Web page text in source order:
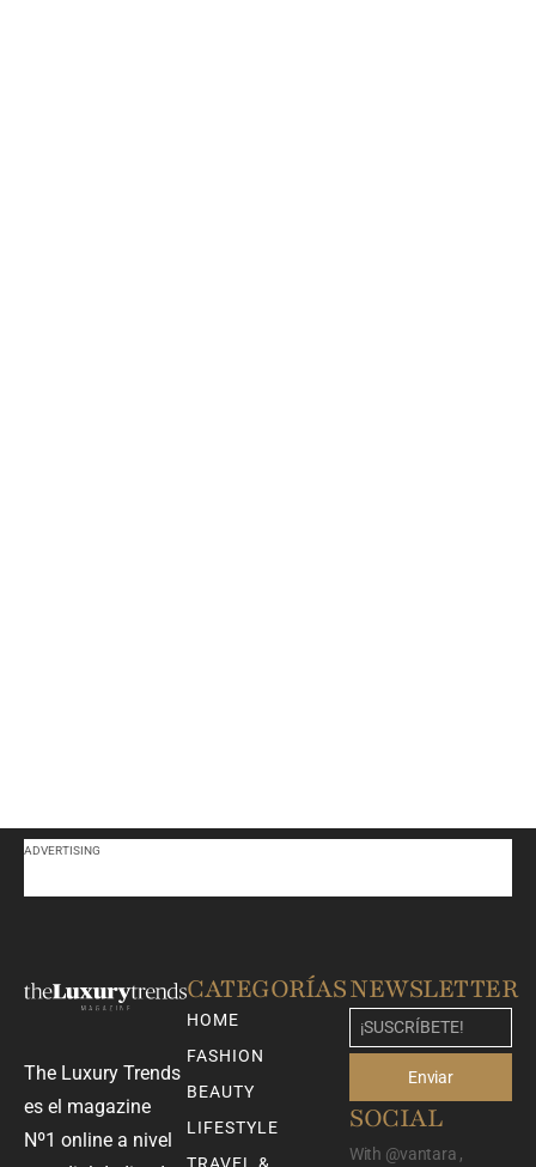
ADVERTISING
The Luxury Trends
es el magazine
Nº1 online a nivel
CATEGORÍAS
HOME
FASHION
BEAUTY
LIFESTYLE
NEWSLETTER
Enviar
SOCIAL
With @vantara ,